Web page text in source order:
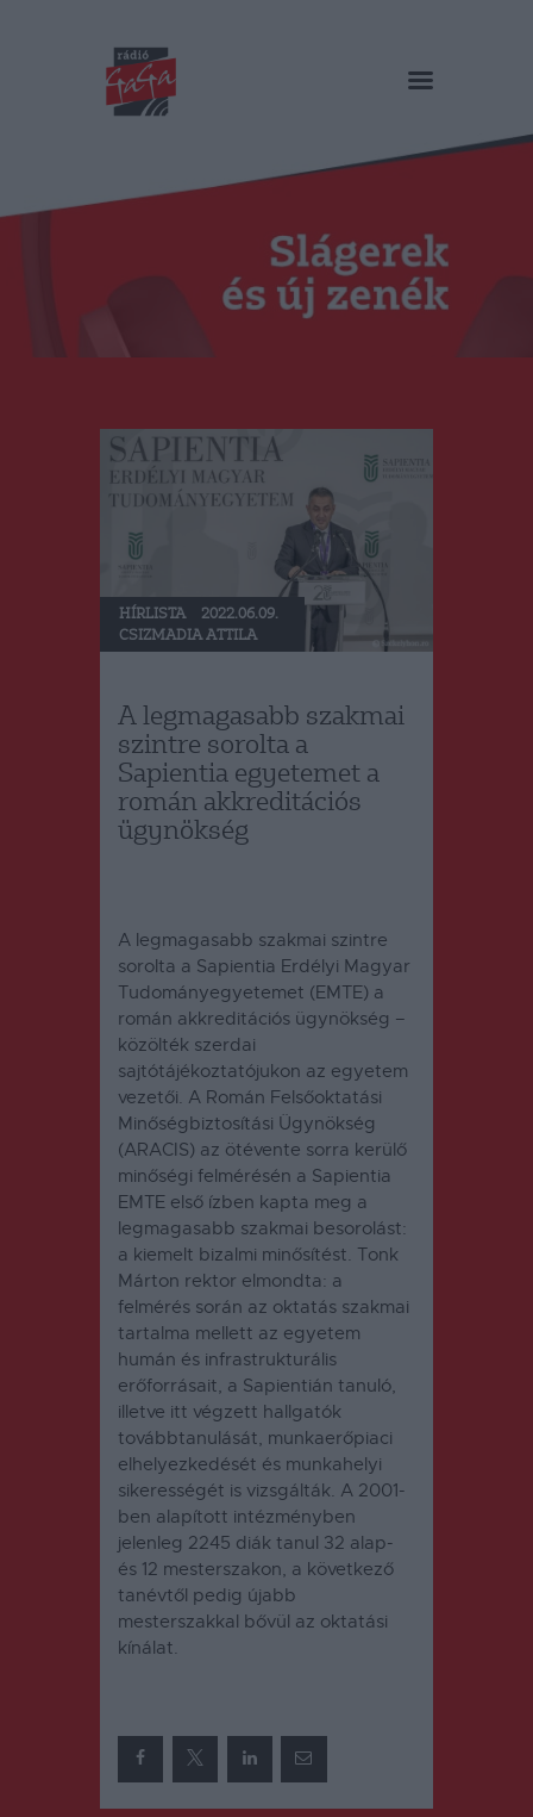
RÁDIÓ GAGA
Műsorok
Duma Duba
Podcast és videók
Stáb
Kapcsolat
RO
HÍRLISTA
2022.06.09.
CSIZMADIA ATTILA
A legmagasabb szakmai
szintre sorolta a
Sapientia egyetemet a
román akkreditációs
ügynökség
A legmagasabb szakmai szintre
sorolta a Sapientia Erdélyi Magyar
Tudományegyetemet (EMTE) a
román akkreditációs ügynökség –
közölték szerdai
sajtótájékoztatójukon az egyetem
vezetői. A Román Felsőoktatási
Minőségbiztosítási Ügynökség
(ARACIS) az ötévente sorra kerülő
minőségi felmérésén a Sapientia
EMTE első ízben kapta meg a
legmagasabb szakmai besorolást:
a kiemelt bizalmi minősítést. Tonk
Márton rektor elmondta: a
felmérés során az oktatás szakmai
tartalma mellett az egyetem
humán és infrastrukturális
erőforrásait, a Sapientián tanuló,
illetve itt végzett hallgatók
továbbtanulását, munkaerőpiaci
elhelyezkedését és munkahelyi
sikerességét is vizsgálták. A 2001-
ben alapított intézményben
jelenleg 2245 diák tanul 32 alap-
és 12 mesterszakon, a következő
tanévtől pedig újabb
mesterszakkal bővül az oktatási
kínálat.